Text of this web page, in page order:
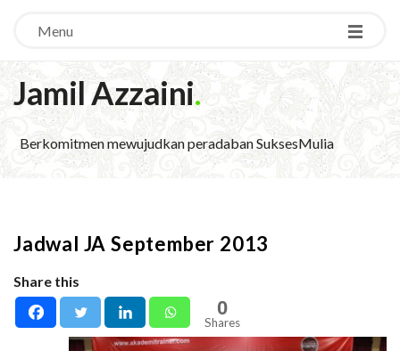
Menu
Jamil Azzaini.
Berkomitmen mewujudkan peradaban SuksesMulia
Jadwal JA September 2013
Share this
0
Shares